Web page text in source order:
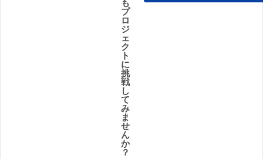
プ
ロ
ジ
ェ
ク
ト
に
挑
戦
し
て
み
ま
せ
ん
か
？